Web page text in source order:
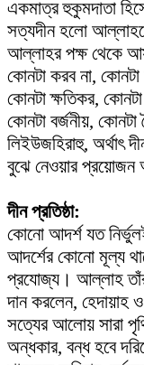
একমাত্র হুকুমদাতা
সত্যদীন হলো
আল্লাহর পক্ষ থেকে
কোনটা করব না, কোনটা
কোনটা ক্ষতিকর,
কোনটা বর্জনীয়,
লিইউজহিরাহু, অর্থাৎ
বুঝে নেওয়ার
দীন প্রতিষ্ঠা:
কোনো আদর্শ যত
আদর্শের কোনো মূল্য
প্রযোজ্য। আল্লাহ
দান করলেন,
সত্যের আলোয় সারা
অন্ধকার, বন্ধ হবে